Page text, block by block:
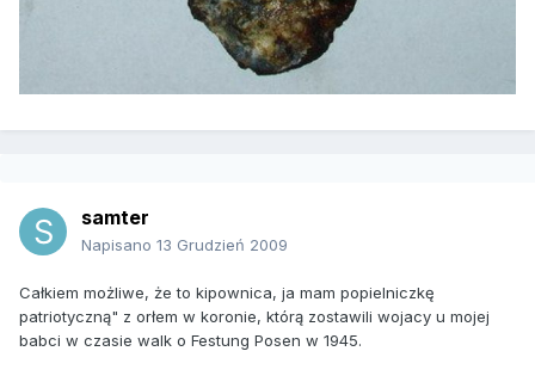
samter
Napisano 13 Grudzień 2009
Całkiem możliwe, że to kipownica, ja mam popielniczkę
patriotyczną" z orłem w koronie, którą zostawili wojacy u mojej
babci w czasie walk o Festung Posen w 1945.